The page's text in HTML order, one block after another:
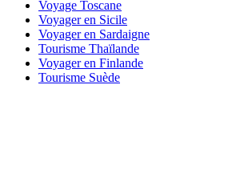
Voyage Toscane
Voyager en Sicile
Voyager en Sardaigne
Tourisme Thaïlande
Voyager en Finlande
Tourisme Suède